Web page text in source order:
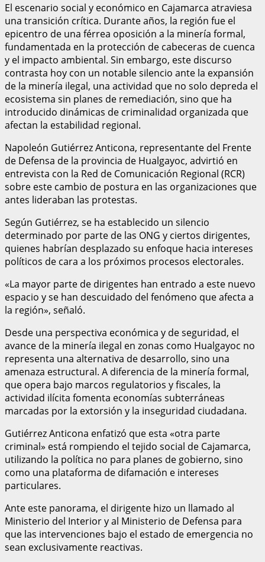
El escenario social y económico en Cajamarca atraviesa
una transición crítica. Durante años, la región fue el
epicentro de una férrea oposición a la minería formal,
fundamentada en la protección de cabeceras de cuenca
y el impacto ambiental. Sin embargo, este discurso
contrasta hoy con un notable silencio ante la expansión
de la minería ilegal, una actividad que no solo depreda el
ecosistema sin planes de remediación, sino que ha
introducido dinámicas de criminalidad organizada que
afectan la estabilidad regional.
Napoleón Gutiérrez Anticona, representante del Frente
de Defensa de la provincia de Hualgayoc, advirtió en
entrevista con la Red de Comunicación Regional (RCR)
sobre este cambio de postura en las organizaciones que
antes lideraban las protestas.
Según Gutiérrez, se ha establecido un silencio
determinado por parte de las ONG y ciertos dirigentes,
quienes habrían desplazado su enfoque hacia intereses
políticos de cara a los próximos procesos electorales.
«La mayor parte de dirigentes han entrado a este nuevo
espacio y se han descuidado del fenómeno que afecta a
la región», señaló.
Desde una perspectiva económica y de seguridad, el
avance de la minería ilegal en zonas como Hualgayoc no
representa una alternativa de desarrollo, sino una
amenaza estructural. A diferencia de la minería formal,
que opera bajo marcos regulatorios y fiscales, la
actividad ilícita fomenta economías subterráneas
marcadas por la extorsión y la inseguridad ciudadana.
Gutiérrez Anticona enfatizó que esta «otra parte
criminal» está rompiendo el tejido social de Cajamarca,
utilizando la política no para planes de gobierno, sino
como una plataforma de difamación e intereses
particulares.
Ante este panorama, el dirigente hizo un llamado al
Ministerio del Interior y al Ministerio de Defensa para
que las intervenciones bajo el estado de emergencia no
sean exclusivamente reactivas.